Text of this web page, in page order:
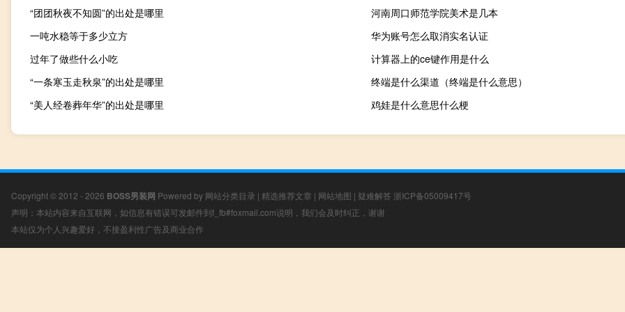
“团团秋夜不知圆”的出处是哪里
河南周口师范学院美术是几本
一吨水稳等于多少立方
华为账号怎么取消实名认证
过年了做些什么小吃
计算器上的ce键作用是什么
“一条寒玉走秋泉”的出处是哪里
终端是什么渠道（终端是什么意思）
“美人经卷葬年华”的出处是哪里
鸡娃是什么意思什么梗
Copyright © 2012 - 2026 BOSS男装网 Powered by 网站分类目录 | 精选推荐文章 | 网站地图 | 疑难解答 浙ICP备05009417号
声明：本站内容来自互联网，如信息有错误可发邮件到f_fb#foxmail.com说明，我们会及时纠正，谢谢
本站仅为个人兴趣爱好，不接盈利性广告及商业合作